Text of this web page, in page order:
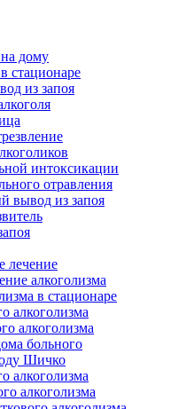
дому
стационаре
из запоя
интоксикации
отравления
вывод из запоя
лечение
алкоголизма
в стационаре
алкоголизма
алкоголизма
больного
Шичко
алкоголизма
алкоголизма